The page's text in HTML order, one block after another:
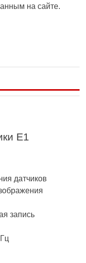
на сайте.
E1
датчиков
запись